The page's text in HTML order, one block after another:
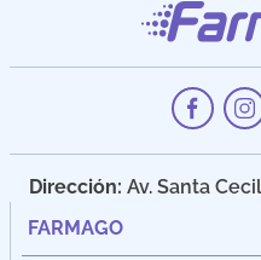
Dirección: Av. Santa
FARMAGO